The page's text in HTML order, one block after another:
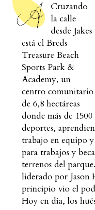
Cruzando
la calle
desde Jakes
está el Breds
Treasure Beach
Sports Park &
Academy, un
centro comunitario
de 6,8 hectáreas
donde más de
deportes,
trabajo en equipo
para trabajos y
terrenos del
liderado por Jason
principio vio el
Hoy en día, los